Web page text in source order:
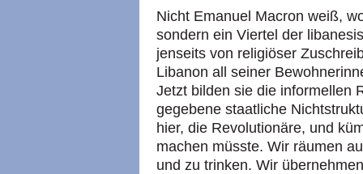
Nicht Emanuel Macron weiß,
sondern ein Viertel der
jenseits von religiöser
Libanon all seiner
Jetzt bilden sie die informellen
gegebene staatliche
hier, die Revolutionäre, und
machen müsste. Wir räumen
und zu trinken. Wir